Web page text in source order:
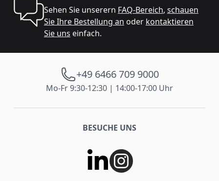
Sehen Sie unserern FAQ-Bereich, schauen
Sie Ihre Bestellung an oder kontaktieren
Sie uns einfach.
+49 6466 709 9000
Mo-Fr 9:30-12:30 | 14:00-17:00 Uhr
BESUCHE UNS